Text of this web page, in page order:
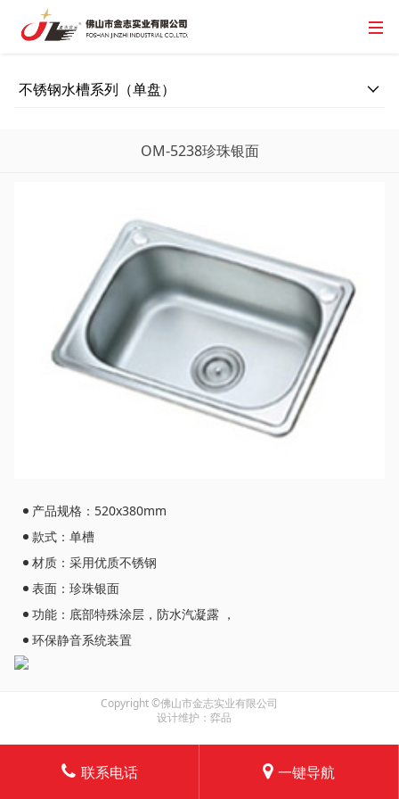
不锈钢水槽系列（单盘）
OM-5238珍珠银面
产品规格：520x380mm
款式：单槽
材质：采用优质不锈钢
表面：珍珠银面
功能：底部特殊涂层，防水汽凝露 ，
环保静音系统装置
Copyright ©佛山市金志实业有限公司
设计维护：弈品
联系电话 一键导航